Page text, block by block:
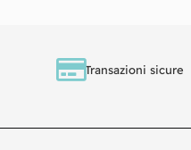
Transazioni sicure